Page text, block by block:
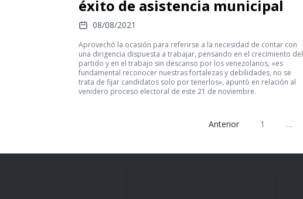
éxito de asistencia municipal
08/08/2021
Aprovechó la ocasión para referirse a la necesidad de contar con
una dirigencia dispuesta a trabajar, pensando en el crecimiento del
partido y en el trabajo sin descanso por los venezolanos, «es
fundamental reconocer nuestras fortalezas y debilidades, no se
trata de fijar candidatos solo por tenerlos», apuntó en relación al
venidero proceso electoral de este 21 de noviembre.
Anterior 1 …